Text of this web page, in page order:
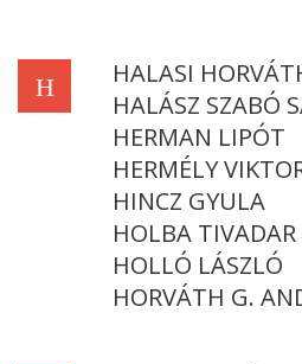
H
HALASI
HALÁSZ SZABÓ
HERMAN LIPÓT
HERMÉLY
HINCZ GYULA
HOLBA TIVADAR
HOLLÓ LÁSZLÓ
HORVÁTH G.